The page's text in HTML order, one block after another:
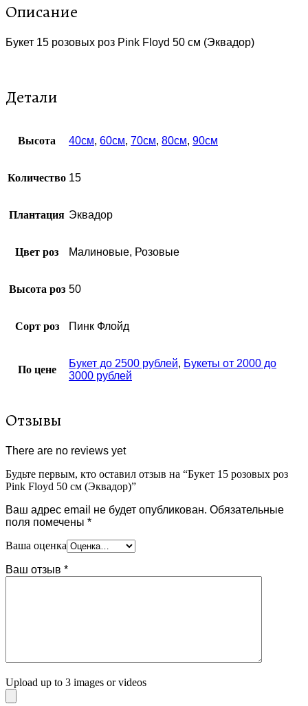
Описание
Букет 15 розовых роз Pink Floyd 50 см (Эквадор)
Детали
Высота 40см, 60см, 70см, 80см, 90см
Количество 15
Плантация Эквадор
Цвет роз Малиновые, Розовые
Высота роз 50
Сорт роз Пинк Флойд
По цене
Букет до 2500 рублей, Букеты от 2000 до
3000 рублей
Отзывы
There are no reviews yet
Будьте первым, кто оставил отзыв на “Букет 15 розовых роз
Pink Floyd 50 см (Эквадор)”
Ваш адрес email не будет опубликован. Обязательные
поля помечены *
Ваша оценка
Ваш отзыв *
Upload up to 3 images or videos